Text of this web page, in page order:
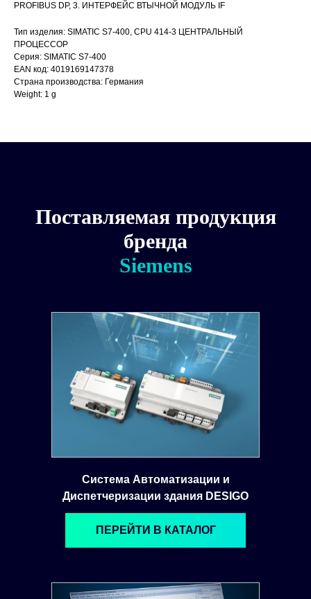
PROFIBUS DP, 3. ИНТЕРФЕЙС ВТЫЧНОЙ МОДУЛЬ IF
Тип изделия: SIMATIC S7-400, CPU 414-3 ЦЕНТРАЛЬНЫЙ
ПРОЦЕССОР
Серия: SIMATIC S7-400
EAN код: 4019169147378
Страна производства: Германия
Weight: 1 g
Поставляемая продукция
бренда
Siemens
Система Автоматизации и
Диспетчеризации здания DESIGO
ПЕРЕЙТИ В КАТАЛОГ